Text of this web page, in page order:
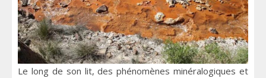
Le long de son lit, des phénomènes minéralogiques et